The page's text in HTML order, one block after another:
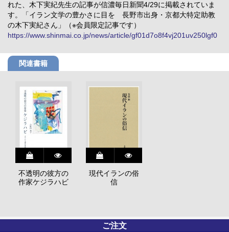
れた、木下実紀先生の記事が信濃毎日新聞4/29に掲載されていま
す。「イラン文学の豊かさに目を 長野市出身・京都大特定助教
の木下実紀さん」（※会員限定記事です）
https://www.shinmai.co.jp/news/article/gf01d7o8f4vj201uv250lgf0
関連書籍
不透明の彼方の
作家ケジラハビ
現代イランの俗
信
ご注文